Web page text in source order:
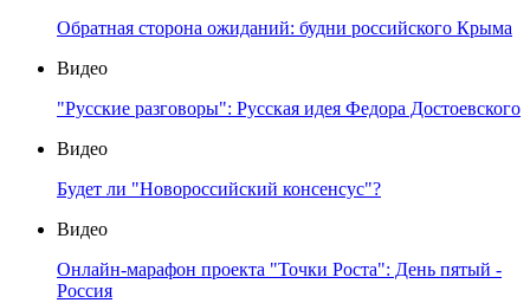
Обратная сторона ожиданий: будни российского Крыма
Видео
"Русские разговоры": Русская идея Федора Достоевского
Видео
Будет ли "Новороссийский консенсус"?
Видео
Онлайн-марафон проекта "Точки Роста": День пятый -
Россия